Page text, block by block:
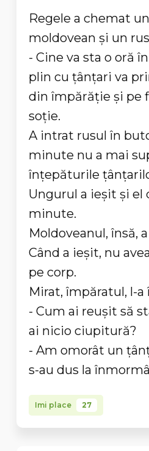
Regele a chemat
moldovean și un
- Cine va sta o oră
plin cu țânțari va
din împărăție și pe
soție.
A intrat rusul în
minute nu a mai
înțepăturile
Ungurul a ieșit și el
minute.
Moldoveanul, însă,
Când a ieșit, nu
pe corp.
Mirat, împăratul, l-a
- Cum ai reușit să
ai nicio ciupitură?
- Am omorât un
s-au dus la
Imi place 27